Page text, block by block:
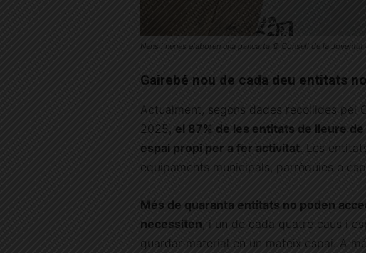
Nens i nenes elaboren una pancarta © Consell de la Joventut
Gairebé nou de cada deu entitats
Actualment, segons dades recollides pel
2025, el 87% de les entitats de lleure
espai propi per a fer activitat. Les
equipaments municipals, parròquies o
Més de quaranta entitats no poden
necessiten, i un de cada quatre caus i
guardar material en un mateix espai. A